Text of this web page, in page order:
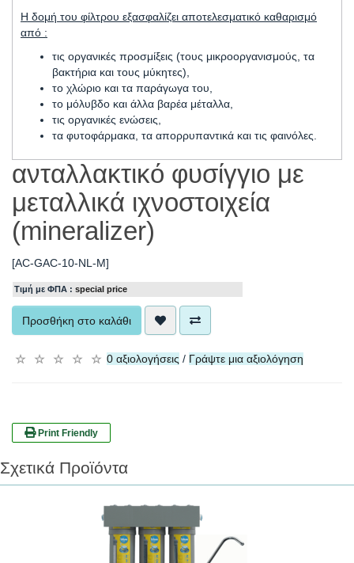
Η δομή του φίλτρου εξασφαλίζει αποτελεσματικό καθαρισμό
από :
τις οργανικές προσμίξεις (τους μικροοργανισμούς, τα
βακτήρια και τους μύκητες),
το χλώριο και τα παράγωγα του,
το μόλυβδο και άλλα βαρέα μέταλλα,
τις οργανικές ενώσεις,
τα φυτοφάρμακα, τα απορρυπαντικά και τις φαινόλες.
ανταλλακτικό φυσίγγιο με
μεταλλικά ιχνοστοιχεία
(mineralizer)
[AC-GAC-10-NL-M]
Τιμή με ΦΠΑ : special price
Προσθήκη στο καλάθι
☆ ☆ ☆ ☆ ☆ 0 αξιολογήσεις / Γράψτε μια αξιολόγηση
Print Friendly
Σχετικά Προϊόντα